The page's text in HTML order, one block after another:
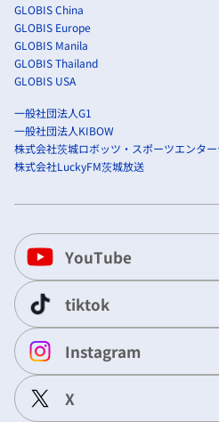
GLOBIS China
GLOBIS Europe
GLOBIS Manila
GLOBIS Thailand
GLOBIS USA
一般社団法人G1
一般社団法人KIBOW
株式会社茨城ロボッツ・スポーツエンタ
株式会社LuckyFM茨城放送
YouTube
tiktok
Instagram
X